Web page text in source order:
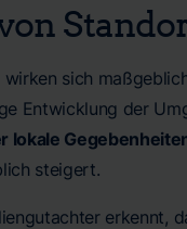
sich
Entwicklung der
lokale
steigert.
erkennt,